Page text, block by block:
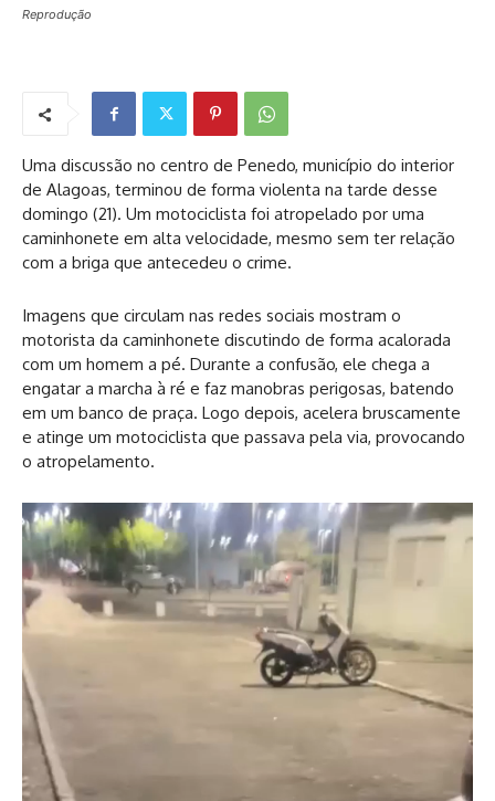
Reprodução
Uma discussão no centro de Penedo, município do interior
de Alagoas, terminou de forma violenta na tarde desse
domingo (21). Um motociclista foi atropelado por uma
caminhonete em alta velocidade, mesmo sem ter relação
com a briga que antecedeu o crime.
Imagens que circulam nas redes sociais mostram o
motorista da caminhonete discutindo de forma acalorada
com um homem a pé. Durante a confusão, ele chega a
engatar a marcha à ré e faz manobras perigosas, batendo
em um banco de praça. Logo depois, acelera bruscamente
e atinge um motociclista que passava pela via, provocando
o atropelamento.